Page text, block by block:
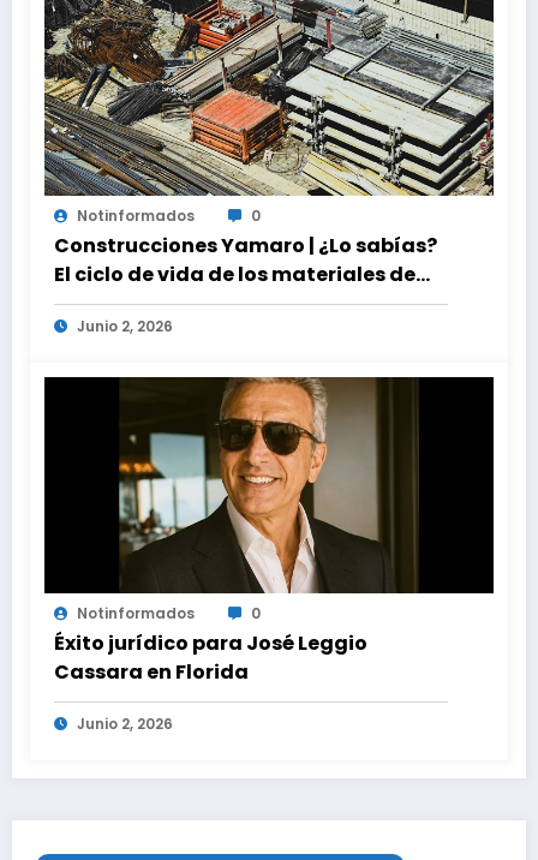
Notinformados 0
Construcciones Yamaro | ¿Lo sabías?
El ciclo de vida de los materiales de
construcción revoluciona eficiencia
en proyectos modernos
Junio 2, 2026
Notinformados 0
Éxito jurídico para José Leggio
Cassara en Florida
Junio 2, 2026